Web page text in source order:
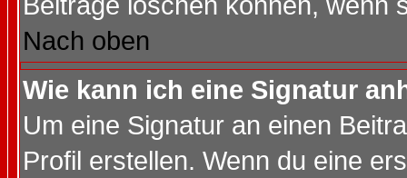
Nach oben
Wie kann ich eine Signatur
Um eine Signatur an einen
Profil erstellen. Wenn du eine